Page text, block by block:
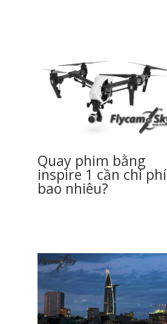
Quay phim bằng
inspire 1 cần chi phí
bao nhiêu?